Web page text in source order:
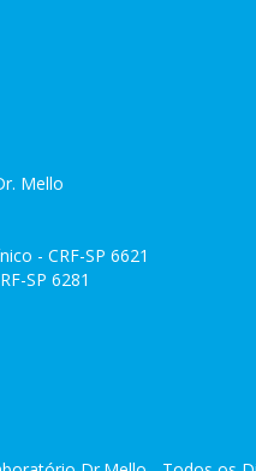
Mello
- CRF-SP 6621
SP 6281